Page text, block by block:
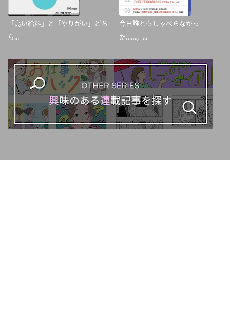
「高い給料」と「やりがい」どち
ら...
今日誰ともしゃべらなかっ
た……。...